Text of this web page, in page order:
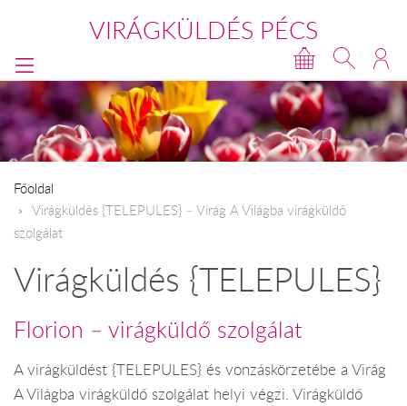
VIRÁGKÜLDÉS PÉCS
Főoldal
​Virágküldés {TELEPULES} – Virág A Világba virágküldő
szolgálat
Virágküldés {TELEPULES}
Florion – virágküldő szolgálat
A virágküldést {TELEPULES} és vonzáskörzetébe a Virág
A Világba virágküldő szolgálat helyi végzi. Virágküldő